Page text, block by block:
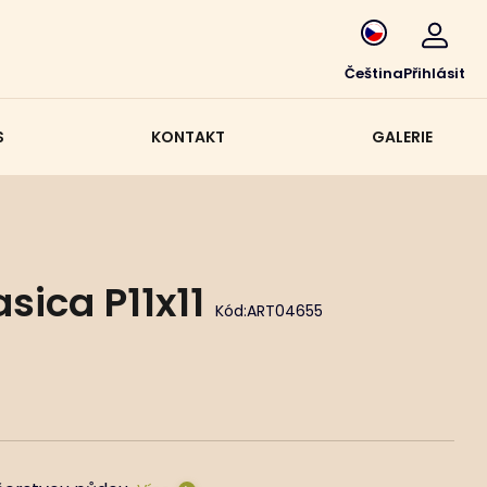
ČeštinaPřihlásit
KONTAKT GALERIE
P11x11 Kód:ART04655